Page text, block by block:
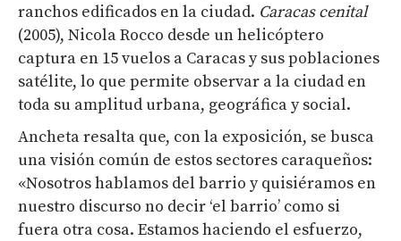
ranchos edificados en la ciudad. Caracas cenital
(2005), Nicola Rocco desde un helicóptero
captura en 15 vuelos a Caracas y sus poblaciones
satélite, lo que permite observar a la ciudad en
toda su amplitud urbana, geográfica y social.
Ancheta resalta que, con la exposición, se busca
una visión común de estos sectores caraqueños:
«Nosotros hablamos del barrio y quisiéramos en
nuestro discurso no decir ‘el barrio’ como si
fuera otra cosa. Estamos haciendo el esfuerzo,